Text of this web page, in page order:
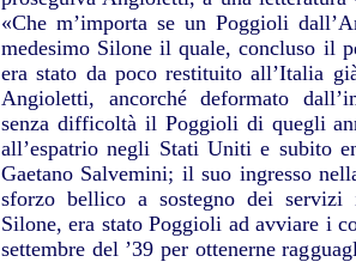
«Che m’importa se un Poggioli
medesimo Silone il quale, concluso il
era stato da poco restituito all’Italia
Angioletti, ancorché deformato
senza difficoltà il Poggioli di quegli
all’espatrio negli Stati Uniti e subito
Gaetano Salvemini; il suo ingresso
sforzo bellico a sostegno dei servizi
Silone, era stato Poggioli ad avviare i
settembre del ’39 per ottenerne